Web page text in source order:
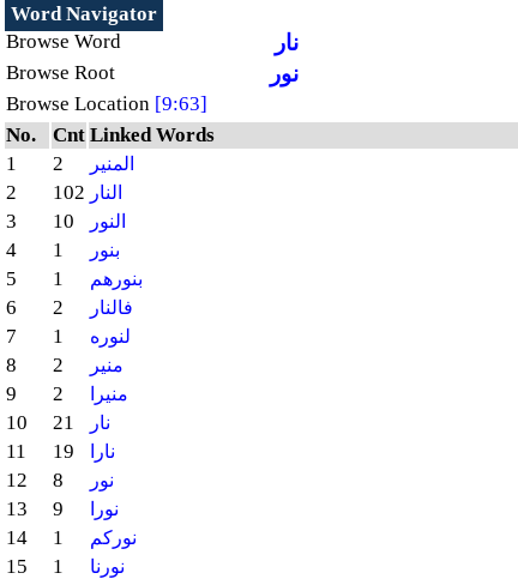
Word Navigator
Browse Word
نار
Browse Root نور
Browse Location [9:63]
No.
Cnt Linked Words
1
2 المنير
2 102 النار
3 10 النور
4 1 بنور
5 1 بنورهم
6 2 فالنار
7 1 لنوره
8 2 منير
9 2 منيرا
10 21 نار
11 19 نارا
12 8 نور
13 9 نورا
14 1 نوركم
15 1 نورنا